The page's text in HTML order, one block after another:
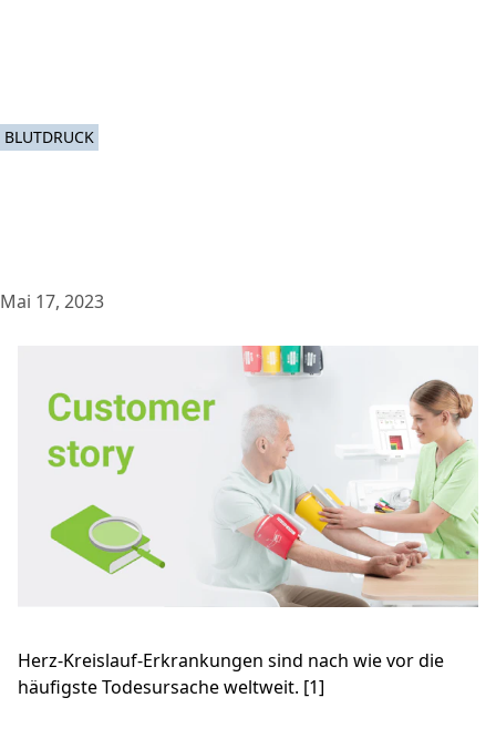
BLUTDRUCK
Mai 17, 2023
Herz-Kreislauf-Erkrankungen sind nach wie vor die
häufigste Todesursache weltweit. [1]